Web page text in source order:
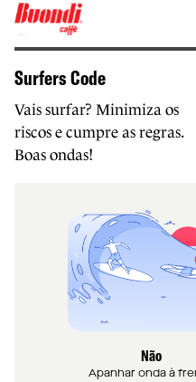
Surfers Code
Vais surfar? Minimiza os
riscos e cumpre as regras.
Boas ondas!
Não
Apanhar onda à